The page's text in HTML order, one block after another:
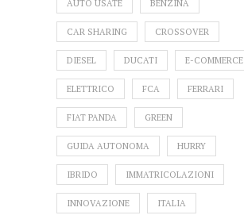
AUTO USATE BENZINA
CAR SHARING CROSSOVER
DIESEL DUCATI E-COMMERCE
ELETTRICO FCA FERRARI
FIAT PANDA GREEN
GUIDA AUTONOMA HURRY
IBRIDO IMMATRICOLAZIONI
INNOVAZIONE ITALIA